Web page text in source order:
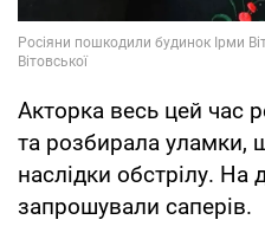
Акторка весь цей час
та розбирала уламки,
наслідки обстрілу. На
запрошували саперів.